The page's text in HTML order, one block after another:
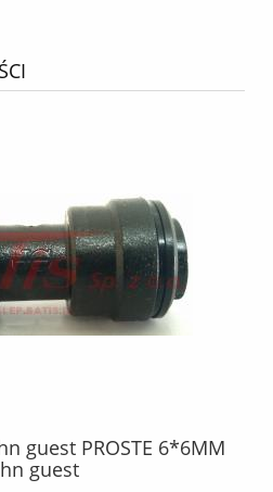
guest PROSTE 6*6MM
guest